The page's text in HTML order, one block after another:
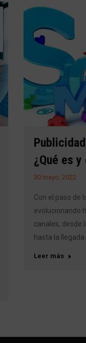
¿Qué es
30 mayo, 2022
Con el paso de
evolucionando
canales, desde
hasta la
Leer más